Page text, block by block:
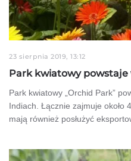
23 sierpnia 2019, 13:12
Park kwiatowy powstaje
Park kwiatowy „Orchid Park”
Indiach. Łącznie zajmuje około
mają również posłużyć